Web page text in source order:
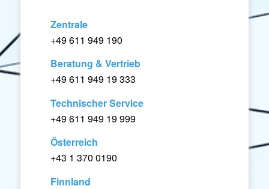
Zentrale
+49 611 949 190
Beratung & Vertrieb
+49 611 949 19 333
Technischer Service
+49 611 949 19 999
Österreich
+43 1 370 0190
Finnland